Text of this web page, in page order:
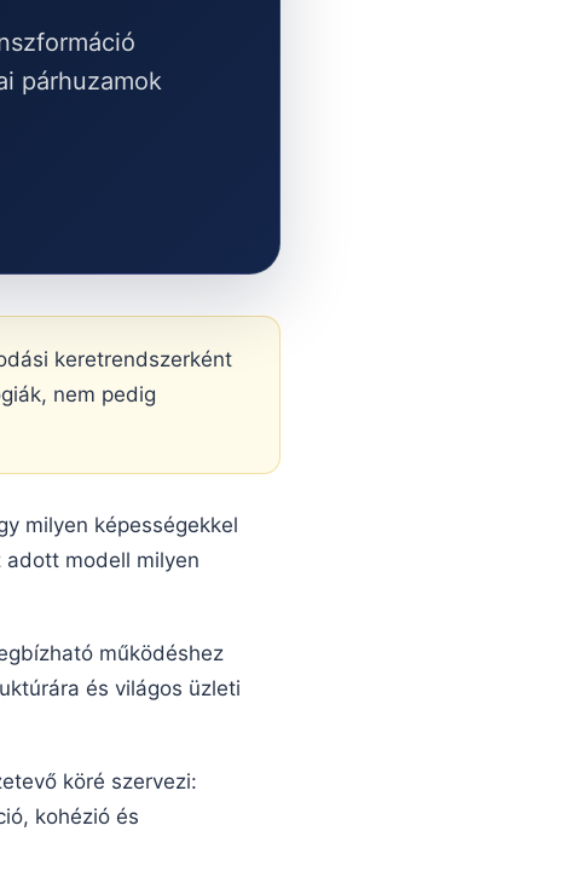
párhuzamok
keretrendszerként
nem pedig
milyen képességekkel
modell milyen
működéshez
és világos üzleti
köré szervezi:
kohézió és